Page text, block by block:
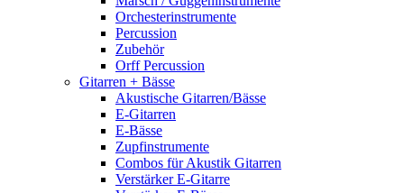
Orchesterinstrumente
Percussion
Zubehör
Orff Percussion
Gitarren + Bässe
Akustische Gitarren/Bässe
E-Gitarren
E-Bässe
Zupfinstrumente
Combos für Akustik Gitarren
Verstärker E-Gitarre